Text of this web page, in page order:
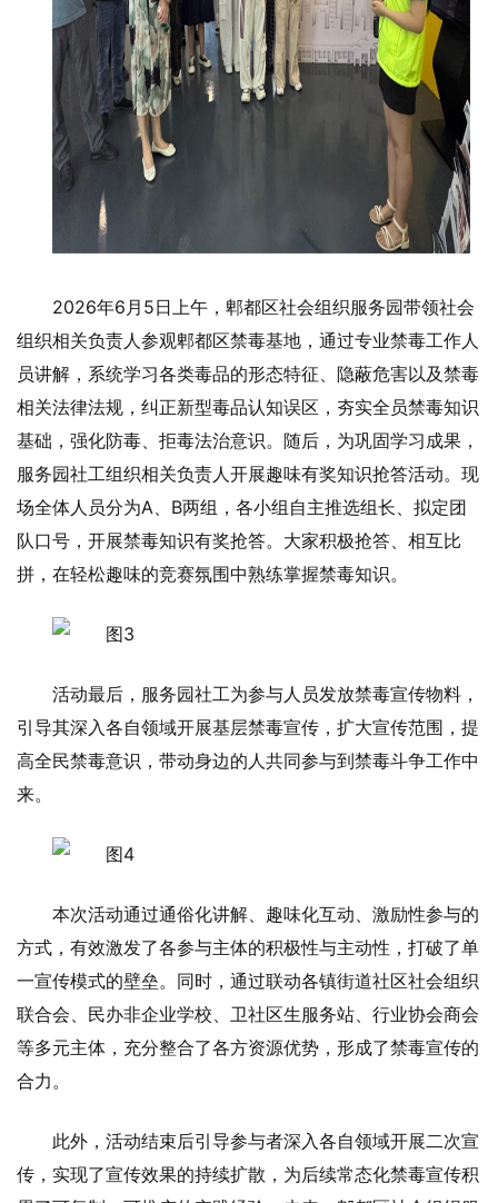
2026年6月5日上午，郫都区社会组织服务园带领社会
组织相关负责人参观郫都区禁毒基地，通过专业禁毒工作人
员讲解，系统学习各类毒品的形态特征、隐蔽危害以及禁毒
相关法律法规，纠正新型毒品认知误区，夯实全员禁毒知识
基础，强化防毒、拒毒法治意识。随后，为巩固学习成果，
服务园社工组织相关负责人开展趣味有奖知识抢答活动。现
场全体人员分为A、B两组，各小组自主推选组长、拟定团
队口号，开展禁毒知识有奖抢答。大家积极抢答、相互比
拼，在轻松趣味的竞赛氛围中熟练掌握禁毒知识。
活动最后，服务园社工为参与人员发放禁毒宣传物料，
引导其深入各自领域开展基层禁毒宣传，扩大宣传范围，提
高全民禁毒意识，带动身边的人共同参与到禁毒斗争工作中
来。
本次活动通过通俗化讲解、趣味化互动、激励性参与的
方式，有效激发了各参与主体的积极性与主动性，打破了单
一宣传模式的壁垒。同时，通过联动各镇街道社区社会组织
联合会、民办非企业学校、卫社区生服务站、行业协会商会
等多元主体，充分整合了各方资源优势，形成了禁毒宣传的
合力。
此外，活动结束后引导参与者深入各自领域开展二次宣
传，实现了宣传效果的持续扩散，为后续常态化禁毒宣传积